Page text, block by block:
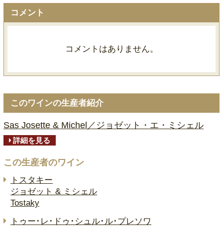
コメント
コメントはありません。
このワインの生産者紹介
Sas Josette & Michel／ジョゼット・エ・ミシェル
詳細を見る
この生産者のワイン
トスタキー
ジョゼット & ミシェル
Tostaky
トゥー･レ･ドゥ･シュル･ル･プレソワ